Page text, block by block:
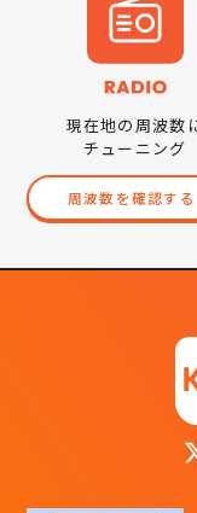
現在地の周波数
チューニング
周波数を確認する